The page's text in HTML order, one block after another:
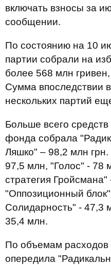
включать взносы за
сообщении.
По состоянию на 10
партии собрали на
более 568 млн
Сумма впоследствии
нескольких партий
Больше всего средств
фонда собрала
Ляшко" – 98,2 млн
97,5 млн, "Голос" - 78
стратегия
"Оппозиционный
Солидарность" - 47,3
35,4 млн.
По объемам расходов
опередила